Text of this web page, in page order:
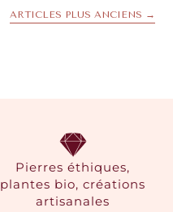
ARTICLES PLUS ANCIENS →
Pierres éthiques,
plantes bio, créations
artisanales